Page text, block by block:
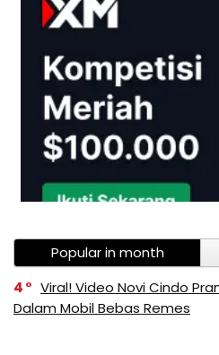
Popular in month
4
Viral! Video Novi Cindo
Dalam Mobil Bebas Remes